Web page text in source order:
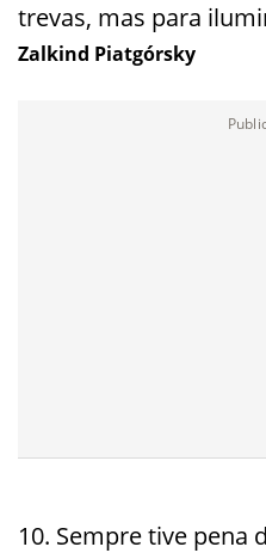
trevas, mas para
Zalkind Piatgórsky
10. Sempre tive pena